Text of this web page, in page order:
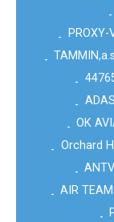
-
-
-
-
-
- OK
- Orchard
-
- AIR
-